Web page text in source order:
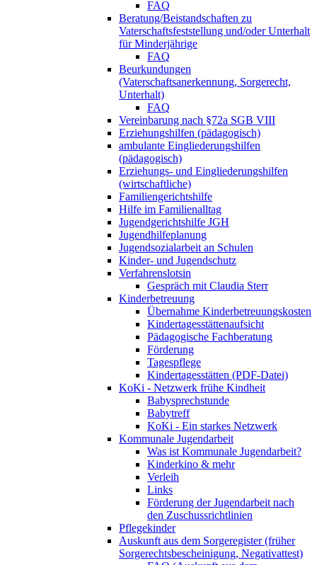
FAQ
Beratung/Beistandschaften zu
Vaterschaftsfeststellung und/oder Unterhalt
für Minderjährige
FAQ
Beurkundungen
(Vaterschaftsanerkennung, Sorgerecht,
Unterhalt)
FAQ
Vereinbarung nach §72a SGB VIII
Erziehungshilfen (pädagogisch)
ambulante Eingliederungshilfen
(pädagogisch)
Erziehungs- und Eingliederungshilfen
(wirtschaftliche)
Familiengerichtshilfe
Hilfe im Familienalltag
Jugendgerichtshilfe JGH
Jugendhilfeplanung
Jugendsozialarbeit an Schulen
Kinder- und Jugendschutz
Verfahrenslotsin
Gespräch mit Claudia Sterr
Kinderbetreuung
Übernahme Kinderbetreuungskosten
Kindertagesstättenaufsicht
Pädagogische Fachberatung
Förderung
Tagespflege
Kindertagesstätten (PDF-Datei)
KoKi - Netzwerk frühe Kindheit
Babysprechstunde
Babytreff
KoKi - Ein starkes Netzwerk
Kommunale Jugendarbeit
Was ist Kommunale Jugendarbeit?
Kinderkino & mehr
Verleih
Links
Förderung der Jugendarbeit nach
den Zuschussrichtlinien
Pflegekinder
Auskunft aus dem Sorgeregister (früher
Sorgerechtsbescheinigung, Negativattest)